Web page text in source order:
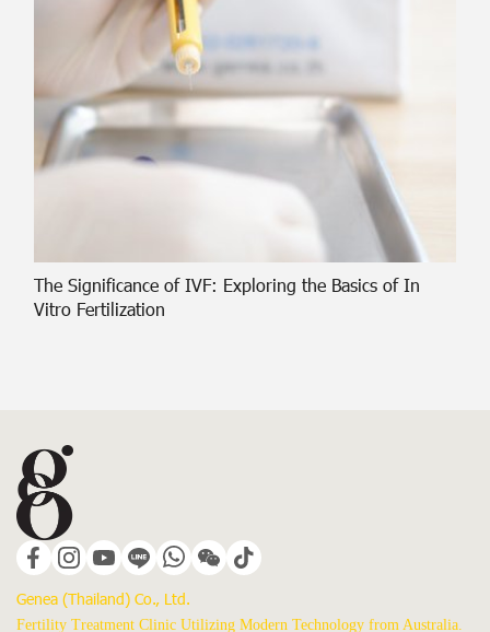
The Significance of IVF: Exploring the Basics of In
Vitro Fertilization
Genea (Thailand) Co., Ltd.
Fertility Treatment Clinic Utilizing Modern Technology from Australia.